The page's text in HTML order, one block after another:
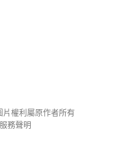
片權利屬原作者所有
服務聲明